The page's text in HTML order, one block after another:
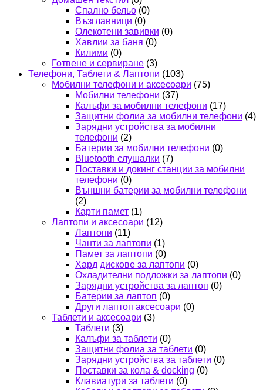
Спално бельо (0)
Възглавници (0)
Олекотени завивки (0)
Хавлии за баня (0)
Килими (0)
Готвене и сервиране (3)
Телефони, Таблети & Лаптопи (103)
Мобилни телефони и аксесоари (75)
Мобилни телефони (37)
Калъфи за мобилни телефони (17)
Защитни фолиа за мобилни телефони (4)
Зарядни устройства за мобилни
телефони (2)
Батерии за мобилни телефони (0)
Bluetooth слушалки (7)
Поставки и докинг станции за мобилни
телефони (0)
Външни батерии за мобилни телефони
(2)
Карти памет (1)
Лаптопи и аксесоари (12)
Лаптопи (11)
Чанти за лаптопи (1)
Памет за лаптопи (0)
Хард дискове за лаптопи (0)
Охладителни подложки за лаптопи (0)
Зарядни устройства за лаптоп (0)
Батерии за лаптоп (0)
Други лаптоп аксесоари (0)
Таблети и аксесоари (3)
Таблети (3)
Калъфи за таблети (0)
Защитни фолиа за таблети (0)
Зарядни устройства за таблети (0)
Поставки за кола & docking (0)
Клавиатури за таблети (0)